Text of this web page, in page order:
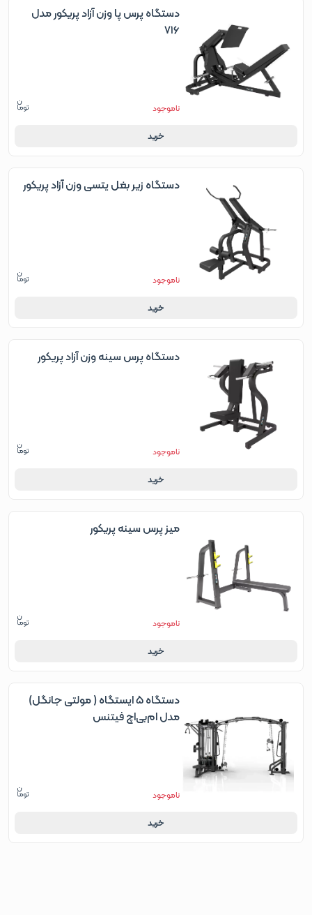
دستگاه پرس پا وزن آزاد پریکور مدل
716
ناموجود
خرید
دستگاه زیر بغل یتسی وزن آزاد پریکور
ناموجود
خرید
دستگاه پرس سینه وزن آزاد پریکور
ناموجود
خرید
میز پرس سینه پریکور
ناموجود
خرید
دستگاه 5 ایستگاه ( مولتی جانگل)
مدل ام‌بی‌اچ فیتنس
ناموجود
خرید